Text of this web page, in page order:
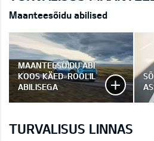
Maanteesõidu abilised
MAANTEESÕIDU ABI
KOOS KÄED-ROOLIL
ABILISEGA
TURVALISUS LINNAS